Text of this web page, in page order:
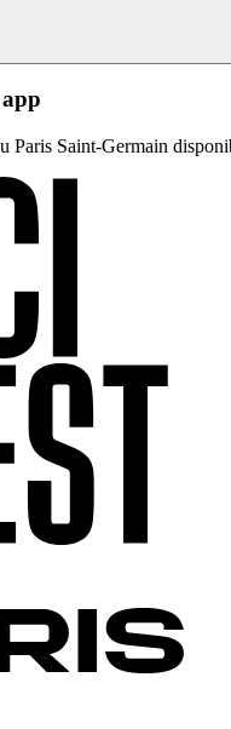
Paris Saint-Germain